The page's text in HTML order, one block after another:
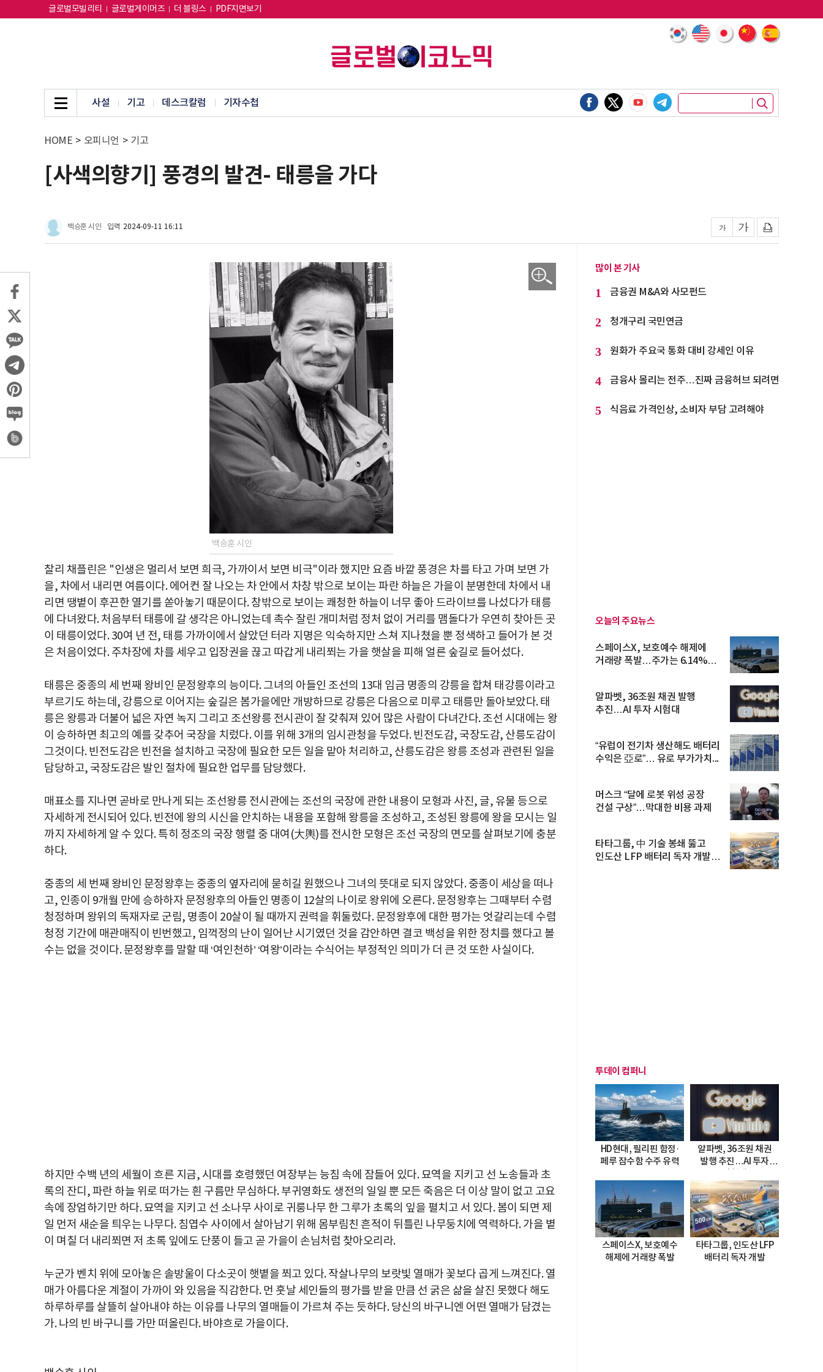
글로벌모빌리티 글로벌게이머즈 더 블링스 PDF지면보기
사설 기고 데스크칼럼 기자수첩
HOME > 오피니언 > 기고
[사색의향기] 풍경의 발견- 태릉을 가다
백승훈 시인 입력 2024-09-11 16:11
백승훈 시인
찰리 채플린은 "인생은 멀리서 보면 희극, 가까이서 보면 비극"이라 했지만 요즘 바깥 풍경은 차를 타고 가며 보면 가
을, 차에서 내리면 여름이다. 에어컨 잘 나오는 차 안에서 차창 밖으로 보이는 파란 하늘은 가을이 분명한데 차에서 내
리면 땡볕이 후끈한 열기를 쏟아놓기 때문이다. 창밖으로 보이는 쾌청한 하늘이 너무 좋아 드라이브를 나섰다가 태릉
에 다녀왔다. 처음부터 태릉에 갈 생각은 아니었는데 촉수 잘린 개미처럼 정처 없이 거리를 맴돌다가 우연히 찾아든 곳
이 태릉이었다. 30여 년 전, 태릉 가까이에서 살았던 터라 지명은 익숙하지만 스쳐 지나쳤을 뿐 정색하고 들어가 본 것
은 처음이었다. 주차장에 차를 세우고 입장권을 끊고 따갑게 내리쬐는 가을 햇살을 피해 얼른 숲길로 들어섰다.
태릉은 중종의 세 번째 왕비인 문정왕후의 능이다. 그녀의 아들인 조선의 13대 임금 명종의 강릉을 합쳐 태강릉이라고
부르기도 하는데, 강릉으로 이어지는 숲길은 봄가을에만 개방하므로 강릉은 다음으로 미루고 태릉만 돌아보았다. 태
릉은 왕릉과 더불어 넓은 자연 녹지 그리고 조선왕릉 전시관이 잘 갖춰져 있어 많은 사람이 다녀간다. 조선 시대에는 왕
이 승하하면 최고의 예를 갖추어 국장을 치렀다. 이를 위해 3개의 임시관청을 두었다. 빈전도감, 국장도감, 산릉도감이
그것이다. 빈전도감은 빈전을 설치하고 국장에 필요한 모든 일을 맡아 처리하고, 산릉도감은 왕릉 조성과 관련된 일을
담당하고, 국장도감은 발인 절차에 필요한 업무를 담당했다.
매표소를 지나면 곧바로 만나게 되는 조선왕릉 전시관에는 조선의 국장에 관한 내용이 모형과 사진, 글, 유물 등으로
자세하게 전시되어 있다. 빈전에 왕의 시신을 안치하는 내용을 포함해 왕릉을 조성하고, 조성된 왕릉에 왕을 모시는 일
까지 자세하게 알 수 있다. 특히 정조의 국장 행렬 중 대여(大輿)를 전시한 모형은 조선 국장의 면모를 살펴보기에 충분
하다.
중종의 세 번째 왕비인 문정왕후는 중종의 옆자리에 묻히길 원했으나 그녀의 뜻대로 되지 않았다. 중종이 세상을 떠나
고, 인종이 9개월 만에 승하하자 문정왕후의 아들인 명종이 12살의 나이로 왕위에 오른다. 문정왕후는 그때부터 수렴
청정하며 왕위의 독재자로 군림, 명종이 20살이 될 때까지 권력을 휘둘렀다. 문정왕후에 대한 평가는 엇갈리는데 수렴
청정 기간에 매관매직이 빈번했고, 임꺽정의 난이 일어난 시기였던 것을 감안하면 결코 백성을 위한 정치를 했다고 볼
수는 없을 것이다. 문정왕후를 말할 때 ‘여인천하’ ‘여왕’이라는 수식어는 부정적인 의미가 더 큰 것 또한 사실이다.
하지만 수백 년의 세월이 흐른 지금, 시대를 호령했던 여장부는 능침 속에 잠들어 있다. 묘역을 지키고 선 노송들과 초
록의 잔디, 파란 하늘 위로 떠가는 흰 구름만 무심하다. 부귀영화도 생전의 일일 뿐 모든 죽음은 더 이상 말이 없고 고요
속에 장엄하기만 하다. 묘역을 지키고 선 소나무 사이로 귀룽나무 한 그루가 초록의 잎을 펼치고 서 있다. 봄이 되면 제
일 먼저 새순을 틔우는 나무다. 침엽수 사이에서 살아남기 위해 몸부림친 흔적이 뒤틀린 나무둥치에 역력하다. 가을 볕
이 며칠 더 내리쬐면 저 초록 잎에도 단풍이 들고 곧 가을이 손님처럼 찾아오리라.
누군가 벤치 위에 모아놓은 솔방울이 다소곳이 햇볕을 쬐고 있다. 작살나무의 보랏빛 열매가 꽃보다 곱게 느껴진다. 열
매가 아름다운 계절이 가까이 와 있음을 직감한다. 먼 훗날 세인들의 평가를 받을 만큼 선 굵은 삶을 살진 못했다 해도
하루하루를 살뜰히 살아내야 하는 이유를 나무의 열매들이 가르쳐 주는 듯하다. 당신의 바구니엔 어떤 열매가 담겼는
가. 나의 빈 바구니를 가만 떠올린다. 바야흐로 가을이다.
많이 본 기사
1 금융권 M&A와 사모펀드
2 청개구리 국민연금
3 원화가 주요국 통화 대비 강세인 이유
4 금융사 몰리는 전주…진짜 금융허브 되려면
5 식음료 가격인상, 소비자 부담 고려해야
오늘의 주요뉴스
스페이스X, 보호예수 해제에
거래량 폭발…주가는 6.14%
알파벳, 36조원 채권 발행
추진…AI 투자 시험대
“유럽이 전기차 생산해도 배터리
수익은 亞로”… 유로 부가가치...
머스크 “달에 로봇 위성 공장
건설 구상”…막대한 비용 과제
타타그룹, 中 기술 봉쇄 뚫고
인도산 LFP 배터리 독자 개발…
투데이 컴퍼니
HD현대, 필리핀 함정·
페루 잠수함 수주 유력
알파벳, 36조원 채권
발행 추진…AI 투자
스페이스X, 보호예수
해제에 거래량 폭발
타타그룹, 인도산 LFP
배터리 독자 개발